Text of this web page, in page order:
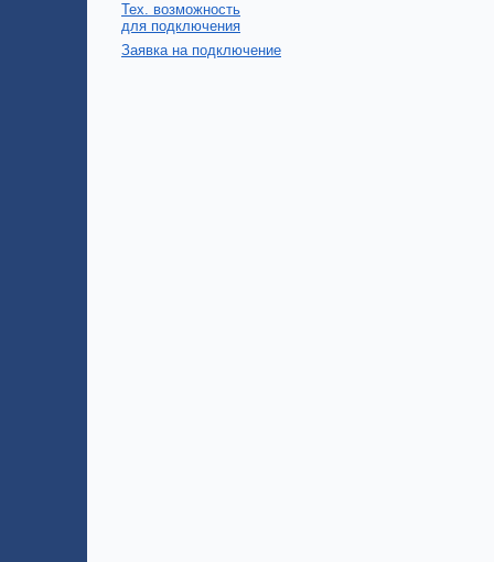
Тех. возможность
для подключения
Заявка на подключение